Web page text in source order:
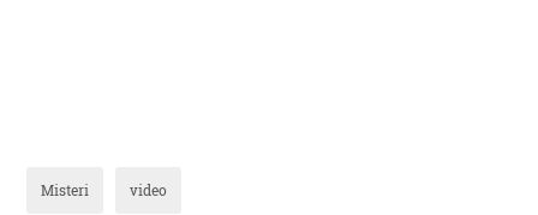
Misteri video